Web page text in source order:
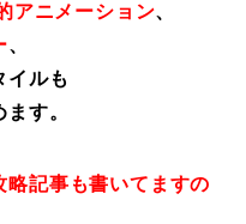
アニメーション、
、
イルも
す。
略記事も書いてますの